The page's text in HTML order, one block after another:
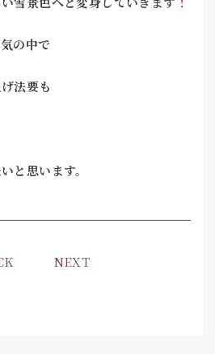
の中で
法要も
と思います。
NEXT